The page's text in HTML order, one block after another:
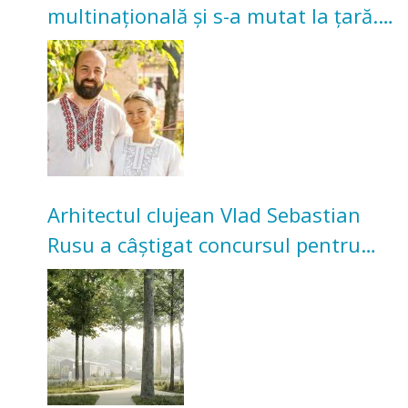
multinațională și s-a mutat la țară.
Acum cultivă legume în grădina
bunicilor
Arhitectul clujean Vlad Sebastian
Rusu a câștigat concursul pentru
transformarea Grădinii Casei
Universitarilor